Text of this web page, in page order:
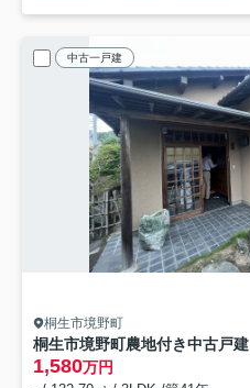
中古一戸建
桐生市境野町
桐生市境野町農地付き中古戸建
1,580万円